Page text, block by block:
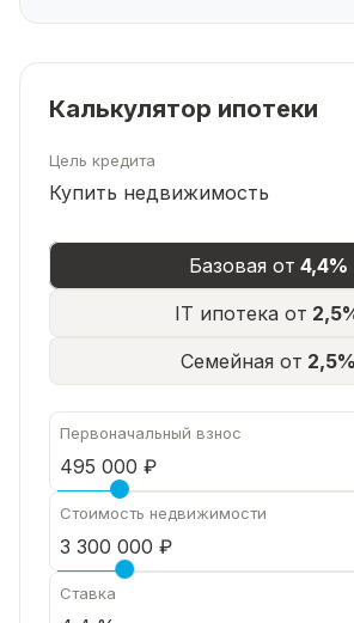
💬 Пишите в чат — расскажем
шаге от природы — уже ждёт
💡 P.S. Предложение без торга.
Калькулятор ипотеки
Цель кредита
Купить недвижимость
Базовая от 4,4%
IT ипотека от
Семейная от 2,5%
Первоначальный взнос
Стоимость недвижимости
Ставка